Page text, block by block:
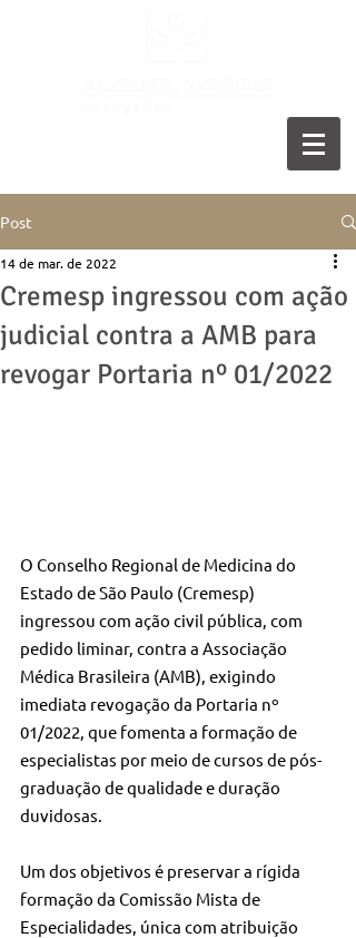
Post
Cremesp ingressou com ação
judicial contra a AMB para
revogar Portaria nº 01/2022
14 de mar. de 2022
O Conselho Regional de Medicina do
Estado de São Paulo (Cremesp)
ingressou com ação civil pública, com
pedido liminar, contra a Associação
Médica Brasileira (AMB), exigindo
imediata revogação da Portaria nº
01/2022, que fomenta a formação de
especialistas por meio de cursos de pós-
graduação de qualidade e duração
duvidosas.
Um dos objetivos é preservar a rígida
formação da Comissão Mista de
Especialidades, única com atribuição